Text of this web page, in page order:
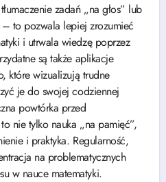
zadań „na głos” lub
to pozwala lepiej zrozumieć
i utrwala wiedzę poprzez
są także aplikacje
które wizualizują trudne
je do swojej codziennej
powtórka przed
nie tylko nauka „na pamięć”,
i praktyka. Regularność,
na problematycznych
w nauce matematyki.